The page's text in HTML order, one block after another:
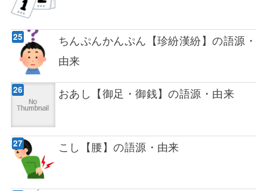
ちんぷんかんぷん【珍紛漢紛】の語源・
由来
おあし【御足・御銭】の語源・由来
こし【腰】の語源・由来